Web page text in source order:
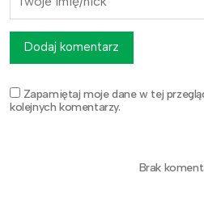
Zapamiętaj moje dane w tej
kolejnych komentarzy.
Dodaj komentarz
Brak